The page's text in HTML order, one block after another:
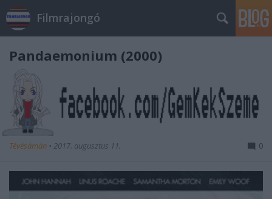
Filmrajongó
Pandaemonium (2000)
Tévésámán • 2017. augusztus 11. 0